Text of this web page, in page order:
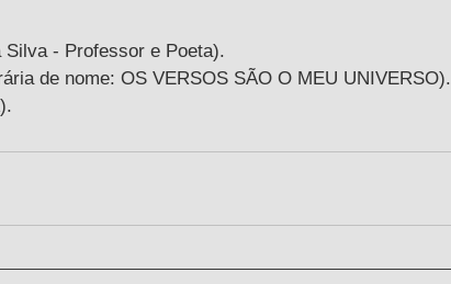
Silva - Professor e Poeta).
de nome: OS VERSOS SÃO O MEU UNIVERSO).